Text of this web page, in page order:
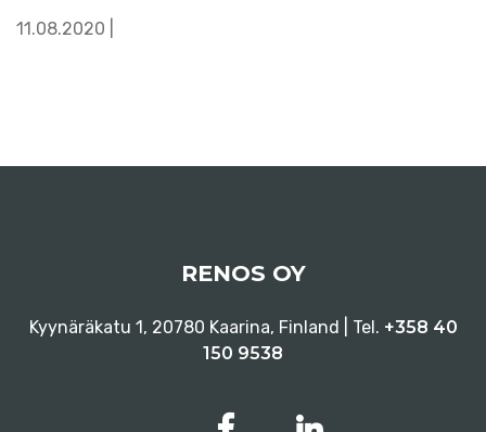
11.08.2020 |
RENOS OY
Kyynäräkatu 1, 20780 Kaarina, Finland | Tel. +358 40
150 9538